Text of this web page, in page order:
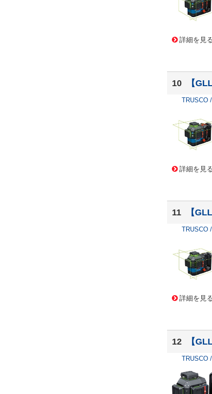
詳細を見る
10 【
TRUSCO
詳細を見る
11 【
TRUSCO
詳細を見る
12 【
TRUSCO